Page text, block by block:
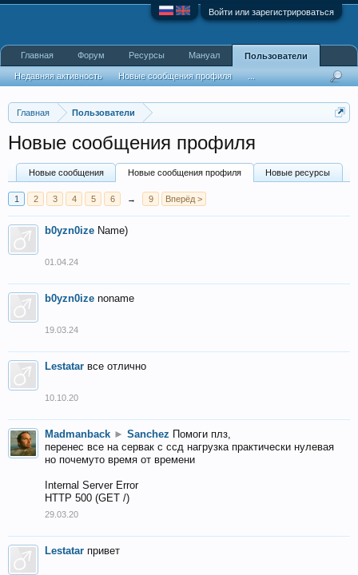
Войти или зарегистрироваться
Главная Пользователи
Новые сообщения профиля
Новые сообщения Новые сообщения профиля Новые ресурсы
1 2 3 4 5 6 → 9 Вперёд >
b0yzn0ize Name)
01.04.24
b0yzn0ize noname
19.03.24
Lestatar все отлично
10.10.20
Madmanback ► Sanchez Помоги плз,
перенес все на сервак с ссд нагрузка практически нулевая
но почемуто время от времени
Internal Server Error
HTTP 500 (GET /)
29.03.20
Lestatar привет
Главная Форум Ресурсы Мануал Пользователи
Недавняя активность Новые сообщения профиля